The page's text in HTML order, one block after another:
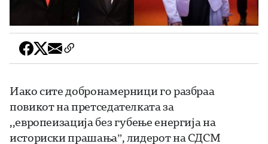
Иако сите добронамерници го разбраа
повикот на претседателката за
,,европеизација без губење енергија на
историски прашања”, лидерот на СДСМ